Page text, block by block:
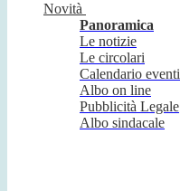
Novità
Panoramica
Le notizie
Le circolari
Calendario eventi
Albo on line
Pubblicità Legale
Albo sindacale